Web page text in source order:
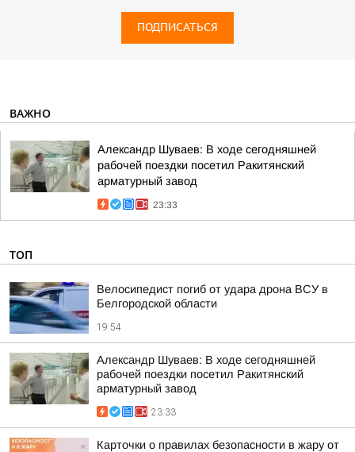
ПОДПИСАТЬСЯ
ВАЖНО
Александр Шуваев: В ходе сегодняшней
рабочей поездки посетил Ракитянский
арматурный завод
23:33
ТОП
Велосипедист погиб от удара дрона ВСУ в
Белгородской области
19:54
Александр Шуваев: В ходе сегодняшней
рабочей поездки посетил Ракитянский
арматурный завод
23:33
Карточки о правилах безопасности в жару от